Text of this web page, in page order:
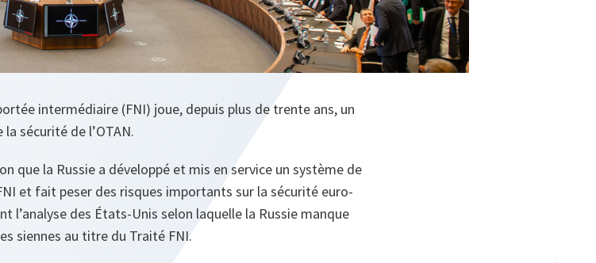
intermédiaire (FNI) joue, depuis plus de trente ans, un
sécurité de l’OTAN.
que la Russie a développé et mis en service un système de
et fait peser des risques importants sur la sécurité euro-
l’analyse des États-Unis selon laquelle la Russie manque
siennes au titre du Traité FNI.